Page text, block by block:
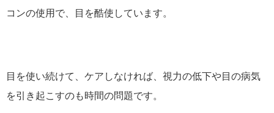
コンの使用で、目を酷使しています。
目を使い続けて、ケアしなければ、視力の低下や目の病気
を引き起こすのも時間の問題です。